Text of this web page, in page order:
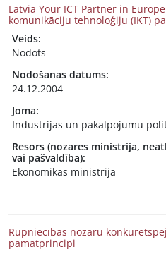
Latvia Your ICT Partner in
komunikāciju tehnoloģiju (IKT)
Veids:
Nodots
Nodošanas datums:
24.12.2004
Joma:
Industrijas un pakalpojumu
Resors (nozares ministrija,
vai pašvaldība):
Ekonomikas ministrija
Rūpniecības nozaru
pamatprincipi